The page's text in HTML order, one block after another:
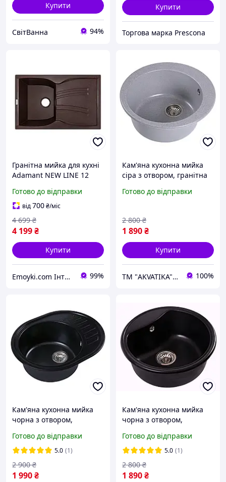
Купити
СвітВанна 94%
Купити
Торгова марка Prescona
Гранітна мийка для кухні
Adamant NEW LINE 12
Готово до відправки
від700₴/міс
4 199₴
4 699 ₴
Купити
Emoyki.com Інтернет-магазин кухонних мийок 99%
Кам'яна кухонна мийка
сіра з отвором, гранітна
кольору зі штучного
Готово до відправки
1 890₴
2 800 ₴
Купити
ТМ "AKVATIKA" интернет-магазин виробника 100%
Кам'яна кухонна мийка
чорна з отвором,
чорного кольору зі
штучного каменю
Готово до відправки
5.0 (1)
1 990₴
2 900 ₴
Кам'яна кухонна мийка
чорна з отвором,
чорного кольору зі
штучного каменю
Готово до відправки
5.0 (1)
1 890₴
2 800 ₴